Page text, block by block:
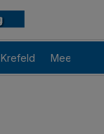
Krefeld Meerbusch